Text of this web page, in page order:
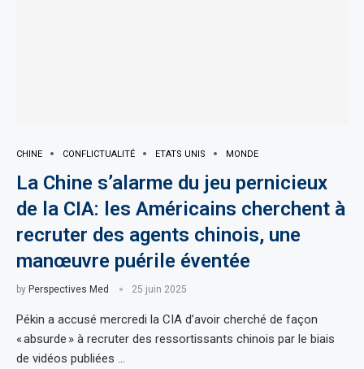
CHINE CONFLICTUALITÉ ETATS UNIS MONDE
La Chine s’alarme du jeu pernicieux
de la CIA: les Américains cherchent à
recruter des agents chinois, une
manœuvre puérile éventée
by Perspectives Med 25 juin 2025
Pékin a accusé mercredi la CIA d’avoir cherché de façon
« absurde » à recruter des ressortissants chinois par le biais
de vidéos publiées …